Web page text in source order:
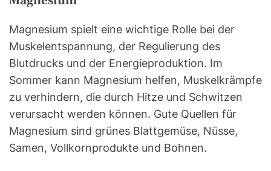
Magnesium spielt eine wichtige Rolle bei der
Muskelentspannung, der Regulierung des
Blutdrucks und der Energieproduktion. Im
Sommer kann Magnesium helfen, Muskelkrämpfe
zu verhindern, die durch Hitze und Schwitzen
verursacht werden können. Gute Quellen für
Magnesium sind grünes Blattgemüse, Nüsse,
Samen, Vollkornprodukte und Bohnen.